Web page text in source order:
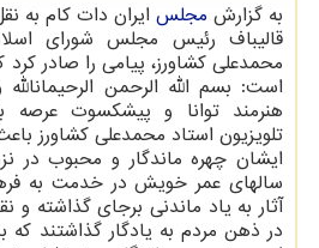
به گزارش مجلس ایران دات کام به
قالیباف رئیس مجلس شورای
محمدعلی کشاورز، پیامی را صادر
است: بسم الله الرحمن الرحیمانالله
هنرمند توانا و پیشکسوت عرصه
تلویزیون استاد محمدعلی کشاورز
ایشان چهره ماندگار و محبوب در
سالهای عمر خویش در خدمت به
آثار به یاد ماندنی برجای گذاشته
در ذهن مردم به یادگار گذاشتند